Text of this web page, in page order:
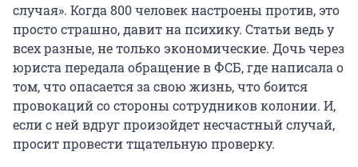
случая». Когда 800 человек настроены против, это
просто страшно, давит на психику. Статьи ведь у
всех разные, не только экономические. Дочь через
юриста передала обращение в ФСБ, где написала о
том, что опасается за свою жизнь, что боится
провокаций со стороны сотрудников колонии. И,
если с ней вдруг произойдет несчастный случай,
просит провести тщательную проверку.